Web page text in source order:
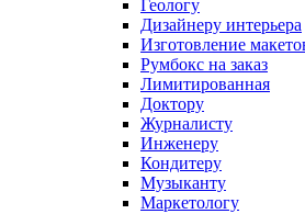
Геологу
Дизайнеру интерьера
Изготовление
Румбокс на заказ
Лимитированная
Доктору
Журналисту
Инженеру
Кондитеру
Музыканту
Маркетологу